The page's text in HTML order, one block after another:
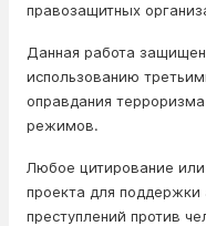
правозащитных
Данная работа
использованию
оправдания
режимов.
Любое цитирование
проекта для поддержки
преступлений против